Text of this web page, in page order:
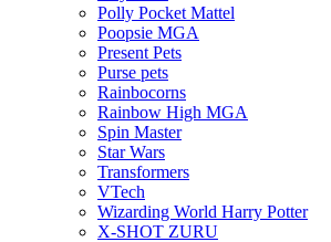
Polly Pocket Mattel
Poopsie MGA
Present Pets
Purse pets
Rainbocorns
Rainbow High MGA
Spin Master
Star Wars
Transformers
VTech
Wizarding World Harry Potter
X-SHOT ZURU